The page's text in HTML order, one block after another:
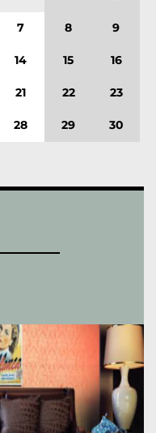
7 8 9
14 15 16
21 22 23
28 29 30